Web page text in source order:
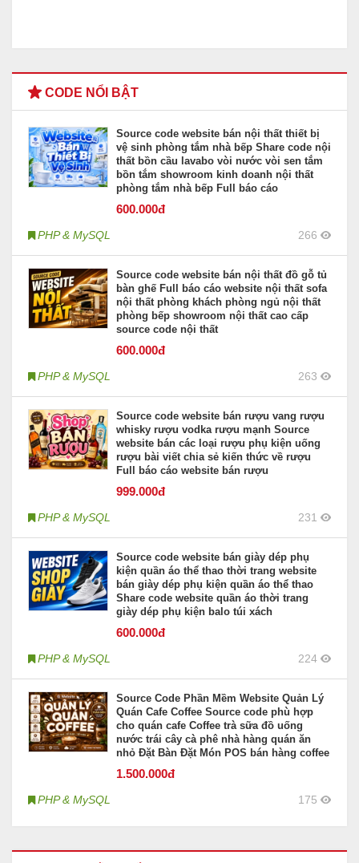
CODE NỔI BẬT
Source code website bán nội thất thiết bị
vệ sinh phòng tắm nhà bếp Share code nội
thất bồn cầu lavabo vòi nước vòi sen tắm
bồn tắm showroom kinh doanh nội thất
phòng tắm nhà bếp Full báo cáo
600.000đ
PHP & MySQL 266
Source code website bán nội thất đồ gỗ tủ
bàn ghế Full báo cáo website nội thất sofa
nội thất phòng khách phòng ngủ nội thất
phòng bếp showroom nội thất cao cấp
source code nội thất
600.000đ
PHP & MySQL 263
Source code website bán rượu vang rượu
whisky rượu vodka rượu mạnh Source
website bán các loại rượu phụ kiện uống
rượu bài viết chia sẻ kiến thức về rượu
Full báo cáo website bán rượu
999.000đ
PHP & MySQL 231
Source code website bán giày dép phụ
kiện quần áo thể thao thời trang website
bán giày dép phụ kiện quần áo thể thao
Share code website quần áo thời trang
giày dép phụ kiện balo túi xách
600.000đ
PHP & MySQL 224
Source Code Phần Mềm Website Quản Lý
Quán Cafe Coffee Source code phù hợp
cho quán cafe Coffee trà sữa đồ uống
nước trái cây cà phê nhà hàng quán ăn
nhỏ Đặt Bàn Đặt Món POS bán hàng coffee
1.500.000đ
PHP & MySQL 175